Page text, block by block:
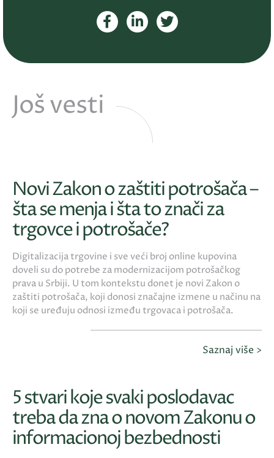
Još vesti
Novi Zakon o zaštiti potrošača –
šta se menja i šta to znači za
trgovce i potrošače?
Digitalizacija trgovine i sve veći broj online kupovina
doveli su do potrebe za modernizacijom potrošačkog
prava u Srbiji. U tom kontekstu donet je novi Zakon o
zaštiti potrošača, koji donosi značajne izmene u načinu na
koji se uređuju odnosi između trgovaca i potrošača.
Saznaj više >
5 stvari koje svaki poslodavac
treba da zna o novom Zakonu o
informacionoj bezbednosti